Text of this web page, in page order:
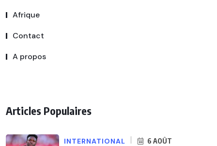
Afrique
Contact
A propos
Articles Populaires
INTERNATIONAL
6 AOÛT